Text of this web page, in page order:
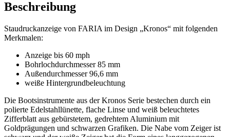
Beschreibung
Staudruckanzeige von FARIA im Design „Kronos“ mit folgenden
Merkmalen:
Anzeige bis 60 mph
Bohrlochdurchmesser 85 mm
Außendurchmesser 96,6 mm
weiße Hintergrundbeleuchtung
Die Bootsinstrumente aus der Kronos Serie bestechen durch ein
polierte Edelstahllünette, flache Linse und weiß beleuchtetes
Zifferblatt aus gebürstetem, gedrehtem Aluminium mit
Goldprägungen und schwarzen Grafiken. Die Nabe vom Zeiger ist